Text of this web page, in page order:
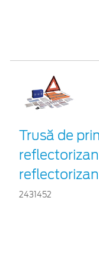
Trusă de
2431452